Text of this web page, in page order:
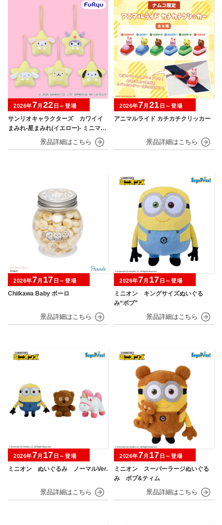
サンリオキャラクターズ カワイイ
まみれ-星まみれ(イエロー)- ミニマス
2026年7月 22 日～登場
アニマルライド カチカチクリッカー
2026年7月 21 日～登場
Chiikawa Baby ボーロ
2026年7月 17 日～登場
ミニオン キングサイズぬいぐる
み“ボブ”
2026年7月 17 日～登場
ミニオン ぬいぐるみ ノーマルVer.
2026年7月 17 日～登場
ミニオン スーパーラージぬいぐる
み ボブ&ティム
2026年7月 17 日～登場